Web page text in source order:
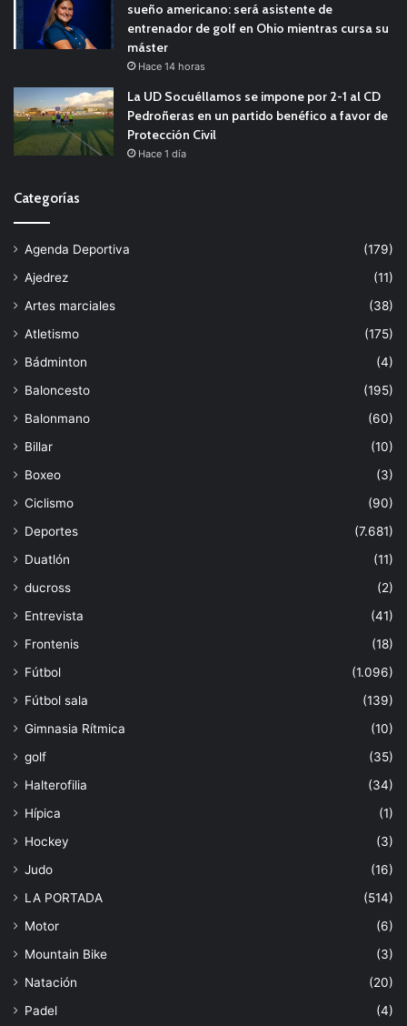
sueño americano: será asistente de
entrenador de golf en Ohio mientras cursa su
máster
Hace 14 horas
La UD Socuéllamos se impone por 2-1 al CD
Pedroñeras en un partido benéfico a favor de
Protección Civil
Hace 1 día
Categorías
Agenda Deportiva
(179)
Ajedrez
(11)
Artes marciales
(38)
Atletismo
(175)
Bádminton
(4)
Baloncesto
(195)
Balonmano
(60)
Billar
(10)
Boxeo
(3)
Ciclismo
(90)
Deportes
(7.681)
Duatlón
(11)
ducross
(2)
Entrevista
(41)
Frontenis
(18)
Fútbol
(1.096)
Fútbol sala
(139)
Gimnasia Rítmica
(10)
golf
(35)
Halterofilia
(34)
Hípica
(1)
Hockey
(3)
Judo
(16)
LA PORTADA
(514)
Motor
(6)
Mountain Bike
(3)
Natación
(20)
Padel
(4)